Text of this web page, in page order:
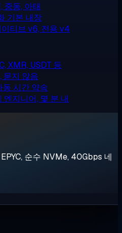
중동, 아태
기본 내장
이티브 v6, 전용 v4
XMR, USDT 등
묻지 않음
동 시간 약속
엔지니어, 몇 분 내
순수 NVMe, 40Gbps 네